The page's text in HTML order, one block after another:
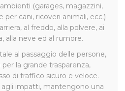
(garages, magazzini,
per cani, ricoveri animali, ecc.)
al freddo, alla polvere, ai
alla neve ed al rumore.
al passaggio delle persone,
la grande trasparenza,
di traffico sicuro e veloce.
impatti, mantengono una